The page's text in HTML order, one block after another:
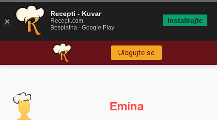
Ulogujte se
Emina
Recepti - Kuvar
Recepti.com
Besplatna - Google Play
Instalirajte